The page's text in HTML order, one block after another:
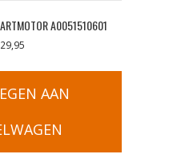
A0051510601
29,95
AAN